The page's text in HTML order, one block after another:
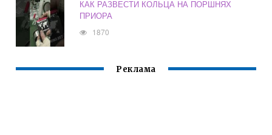
КАК РАЗВЕСТИ КОЛЬЦА НА ПОРШНЯХ
ПРИОРА
1870
Реклама